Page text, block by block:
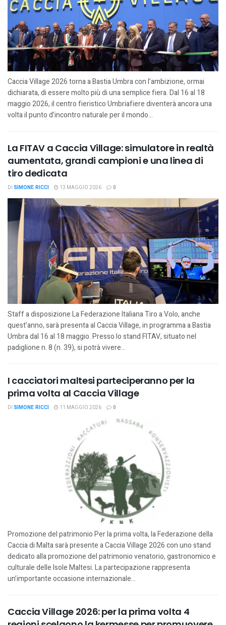
Caccia Village 2026 torna a Bastia Umbra con l’ambizione, ormai
dichiarata, di essere molto più di una semplice fiera. Dal 16 al 18
maggio 2026, il centro fieristico Umbriafiere diventerà ancora una
volta il punto d’incontro naturale per il mondo...
La FITAV a Caccia Village: simulatore in realtà
aumentata, grandi campioni e una linea di
tiro dedicata
DI SIMONE RICCI 13 MAGGIO 2026 0
Staff a disposizione La Federazione Italiana Tiro a Volo, anche
quest’anno, sarà presenta al Caccia Village, in programma a Bastia
Umbra dal 16 al 18 maggio. Presso lo stand FITAV, situato nel
padiglione n. 8 (n. 39), si potrà vivere...
I cacciatori maltesi parteciperanno per la
prima volta al Caccia Village
DI SIMONE RICCI 11 MAGGIO 2026 0
Promozione del patrimonio Per la prima volta, la Federazione della
Caccia di Malta sarà presente a Caccia Village 2026 con uno stand
dedicato alla promozione del patrimonio venatorio, gastronomico e
culturale delle Isole Maltesi. La partecipazione rappresenta
un’importante occasione internazionale...
Caccia Village 2026: per la prima volta 4